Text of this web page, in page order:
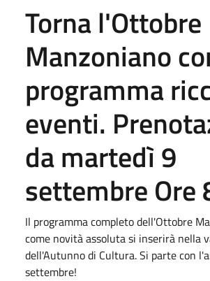
Torna l'Ottobre
Manzoniano
programma
eventi.
da martedì 9
settembre Ore
Il programma completo dell'Ottobre
come novità assoluta si inserirà nella
dell'Autunno di Cultura. Si parte con
settembre!